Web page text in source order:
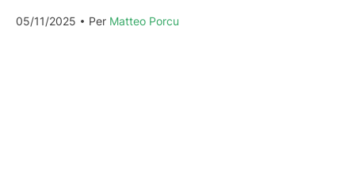
05/11/2025
Per Matteo Porcu